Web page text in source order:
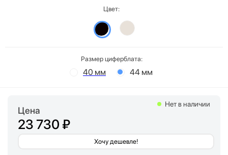
Цвет:
Размер циферблата:
40 мм 44 мм
Цена
23 730 ₽
Хочу дешевле!
Нет в наличии